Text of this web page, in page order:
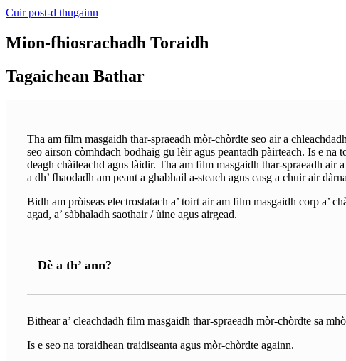
Cuir post-d thugainn
Mion-fhiosrachadh Toraidh
Tagaichean Bathar
Tha am film masgaidh thar-spraeadh mòr-chòrdte seo air a
seo airson còmhdach bodhaig gu lèir agus peantadh pàirteach. Is e
deagh chàileachd agus làidir. Tha am film masgaidh thar-spraeadh
a dh’ fhaodadh am peant a ghabhail a-steach agus casg a chuir air
Bidh am pròiseas electrostatach a’ toirt air am film masgaidh corp a’
agad, a’ sàbhaladh saothair / ùine agus airgead.
Dè a th’ ann?
Bithear a’ cleachdadh film masgaidh thar-spraeadh mòr-chòrdte sa
Is e seo na toraidhean traidiseanta agus mòr-chòrdte againn.